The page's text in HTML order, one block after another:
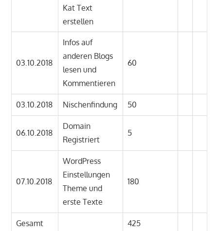
Kat Text
erstellen
03.10.2018
Infos auf
anderen Blogs
lesen und
Kommentieren
60
03.10.2018 Nischenfindung 50
06.10.2018
Domain
Registriert
5
07.10.2018
WordPress
Einstellungen
Theme und
erste Texte
180
Gesamt 425